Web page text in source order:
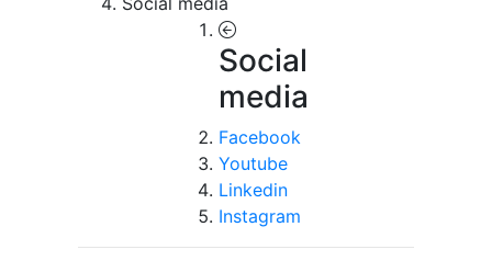
Social
media
Facebook
Youtube
Linkedin
Instagram